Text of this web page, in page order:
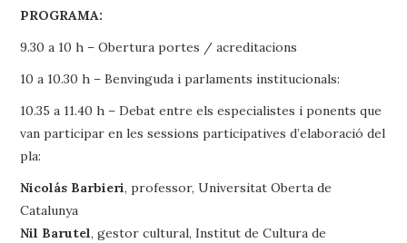
PROGRAMA:
9.30 a 10 h – Obertura portes / acreditacions
10 a 10.30 h – Benvinguda i parlaments institucionals:
10.35 a 11.40 h – Debat entre els especialistes i ponents que
van participar en les sessions participatives d’elaboració del
pla:
Nicolás Barbieri, professor, Universitat Oberta de
Catalunya
Nil Barutel, gestor cultural, Institut de Cultura de